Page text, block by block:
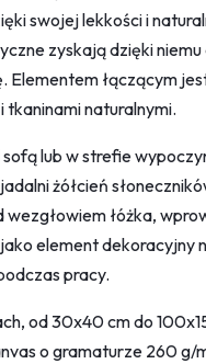
swojej lekkości i
zyskają dzięki
Elementem łączącym
tkaninami naturalnymi.
lub w strefie
żółcień
wezgłowiem łóżka,
element dekoracyjny
pracy.
od 30x40 cm do
o gramaturze 260 g/